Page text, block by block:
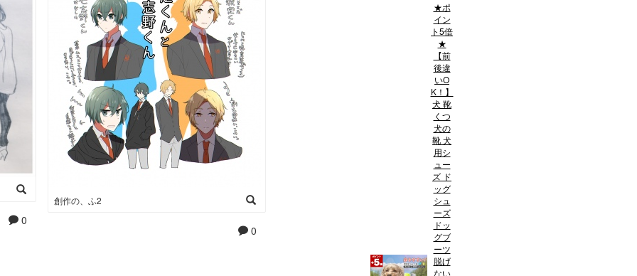
★ポ
イン
ト5倍
★
【前
後違
いO
K！】
犬 靴
くつ
犬の
靴 犬
用シ
ュー
ズ ド
ッグ
シュ
ーズ
ドッ
グブ
ーツ
脱げ
ない
0
創作の、ふ2
0